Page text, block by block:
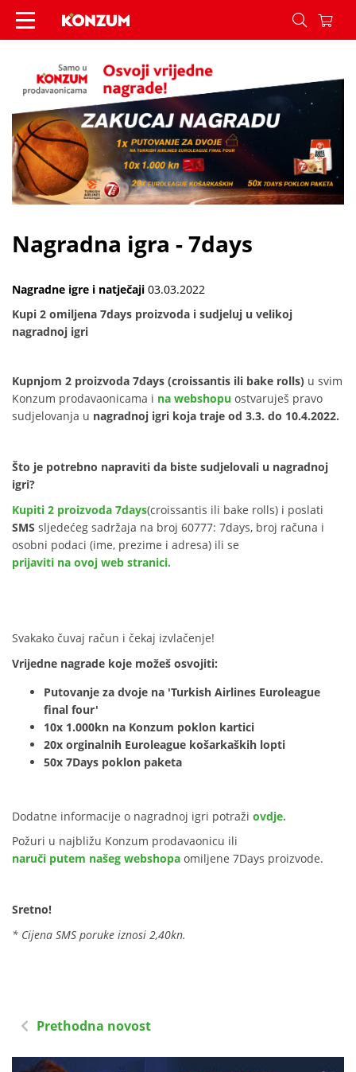
Nagradna igra - 7days - Vijesti - Konzum
Nagradna igra - 7days
Nagradne igre i natječaji 03.03.2022
Kupi 2 omiljena 7days proizvoda i sudjeluj u velikoj
nagradnoj igri
Kupnjom 2 proizvoda 7days (croissantis ili bake rolls) u svim
Konzum prodavaonicama i na webshopu ostvaruješ pravo
sudjelovanja u nagradnoj igri koja traje od 3.3. do 10.4.2022.
Što je potrebno napraviti da biste sudjelovali u nagradnoj
igri?
Kupiti 2 proizvoda 7days(croissantis ili bake rolls) i poslati
SMS sljedećeg sadržaja na broj 60777: 7days, broj računa i
osobni podaci (ime, prezime i adresa) ili se
prijaviti na ovoj web stranici.
Svakako čuvaj račun i čekaj izvlačenje!
Vrijedne nagrade koje možeš osvojiti:
Putovanje za dvoje na 'Turkish Airlines Euroleague
final four'
10x 1.000kn na Konzum poklon kartici
20x orginalnih Euroleague košarkaških lopti
50x 7Days poklon paketa
Dodatne informacije o nagradnoj igri potraži ovdje.
Požuri u najbližu Konzum prodavaonicu ili
naruči putem našeg webshopa omiljene 7Days proizvode.
Sretno!
* Cijena SMS poruke iznosi 2,40kn.
Prethodna novost